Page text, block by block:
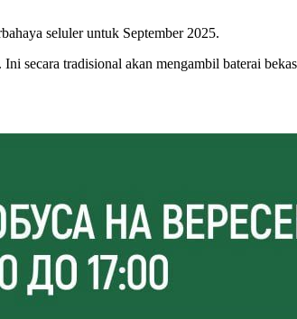
seluler untuk September 2025.
secara tradisional akan mengambil baterai